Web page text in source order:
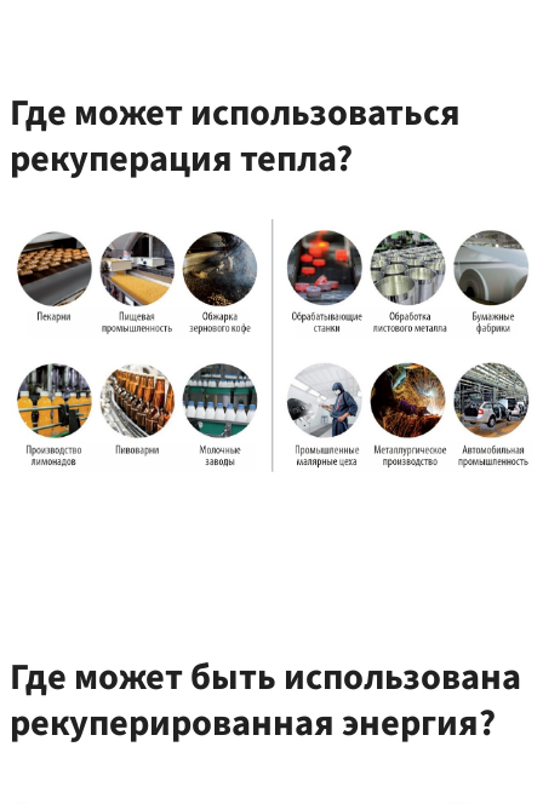
Где может использоваться
рекуперация тепла?
Где может быть использована
рекуперированная энергия?